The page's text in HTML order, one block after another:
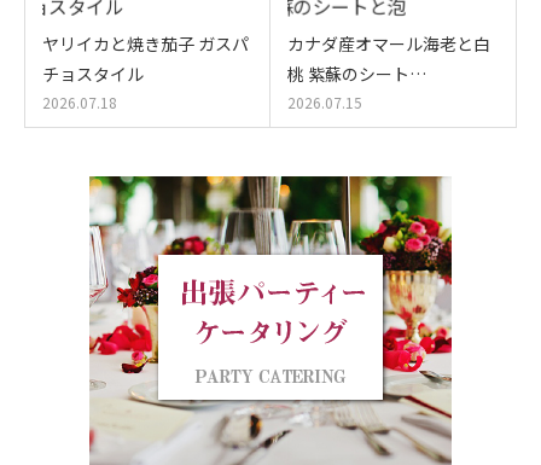
ヤリイカと焼き茄子 ガスパ
チョスタイル
2026.07.18
カナダ産オマール海老と白
桃 紫蘇のシート…
2026.07.15